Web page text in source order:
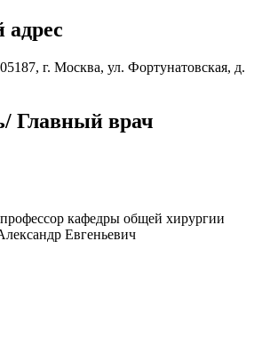
г. Москва, ул. Фортунатовская, д.
Главный врач
кафедры общей хирургии
Евгеньевич